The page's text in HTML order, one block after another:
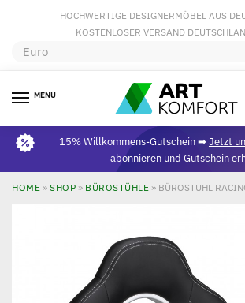
HOCHWERTIGE DESIGNERMÖBEL AUS
KOSTENLOSER VERSAND
MENU
15% Willkommens-Gutschein ➡Jetzt
abonnieren und Gutschein
HOME » SHOP » BÜROSTÜHLE » BÜROSTUHL